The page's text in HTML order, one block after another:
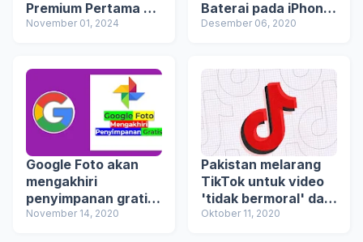
Premium Pertama di
Indonesia dengan
2)
November 01, 2024
Baterai pada iPhone
di iOS 14
Desember 06, 2020
Google Foto akan
mengakhiri
penyimpanan gratis
tanpa batas pada 1
November 14, 2020
Pakistan melarang
TikTok untuk video
'tidak bermoral' dan
'tidak senonoh'
Oktober 11, 2020